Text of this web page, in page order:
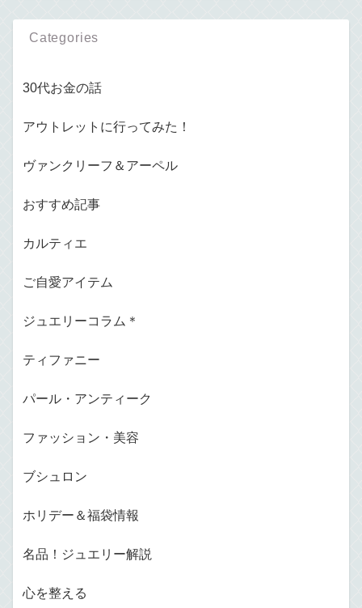
Categories
30代お金の話
アウトレットに行ってみた！
ヴァンクリーフ＆アーペル
おすすめ記事
カルティエ
ご自愛アイテム
ジュエリーコラム＊
ティファニー
パール・アンティーク
ファッション・美容
ブシュロン
ホリデー＆福袋情報
名品！ジュエリー解説
心を整える